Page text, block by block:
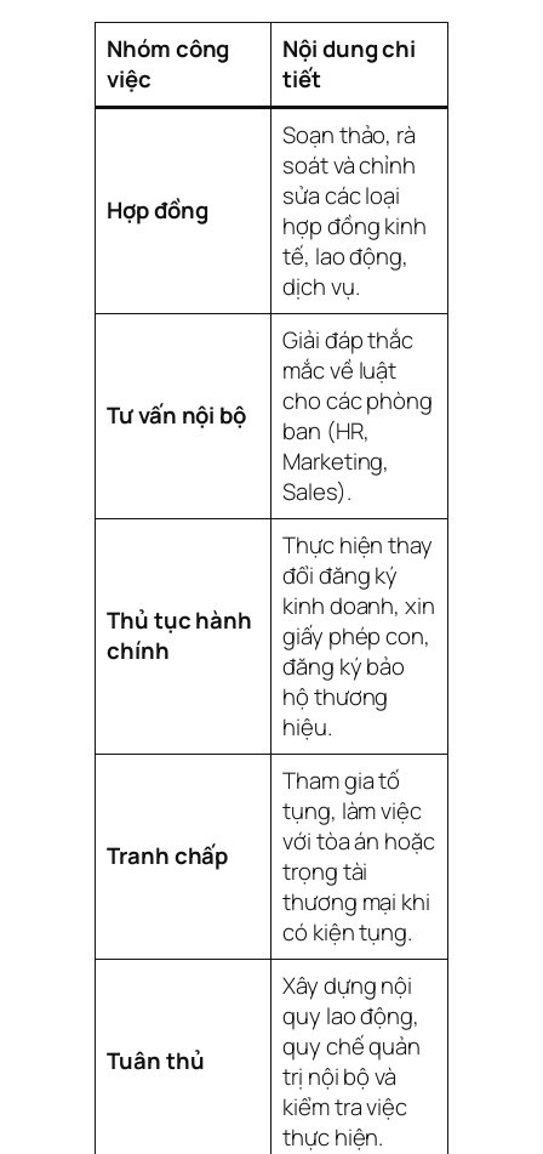
Nhóm công
việc
Nội dung chi
tiết
Hợp đồng
Soạn thảo, rà
soát và chỉnh
sửa các loại
hợp đồng kinh
tế, lao động,
dịch vụ.
Tư vấn nội bộ
Giải đáp thắc
mắc về luật
cho các phòng
ban (HR,
Marketing,
Sales).
Thủ tục hành
chính
Thực hiện thay
đổi đăng ký
kinh doanh, xin
giấy phép con,
đăng ký bảo
hộ thương
hiệu.
Tranh chấp
Tham gia tố
tụng, làm việc
với tòa án hoặc
trọng tài
thương mại khi
có kiện tụng.
Tuân thủ
Xây dựng nội
quy lao động,
quy chế quản
trị nội bộ và
kiểm tra việc
thực hiện.